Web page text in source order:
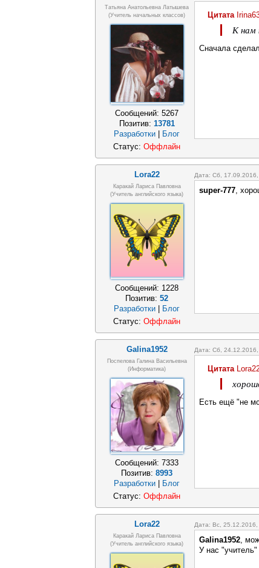
Татьяна Анатольевна Латышева
(учитель начальных классов)
Сообщений: 5267
Позитив: 13781
Разработки
Блог
Цитата
К нам
Сначала
Статус: Оффлайн
Lora22 Дата: Сб,
Каракай Лариса Павловна
(учитель английского языка)
Сообщений: 1228
Позитив: 52
Разработки
Блог
super-777,
Статус: Оффлайн
Galina1952 Дата: Сб,
Поспелова Галина Васильевна
(информатика)
Сообщений: 7333
Позитив: 8993
Разработки
Блог
Цитата
Есть ещё "не
Статус: Оффлайн
Lora22 Дата: Вс,
Каракай Лариса Павловна
(учитель английского языка)
Galina1952,
У нас